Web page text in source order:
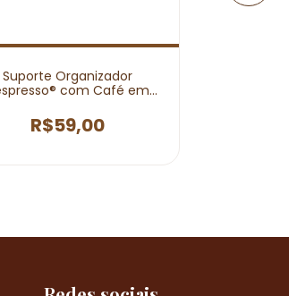
Suporte Organizador
com Café em
R$59,00